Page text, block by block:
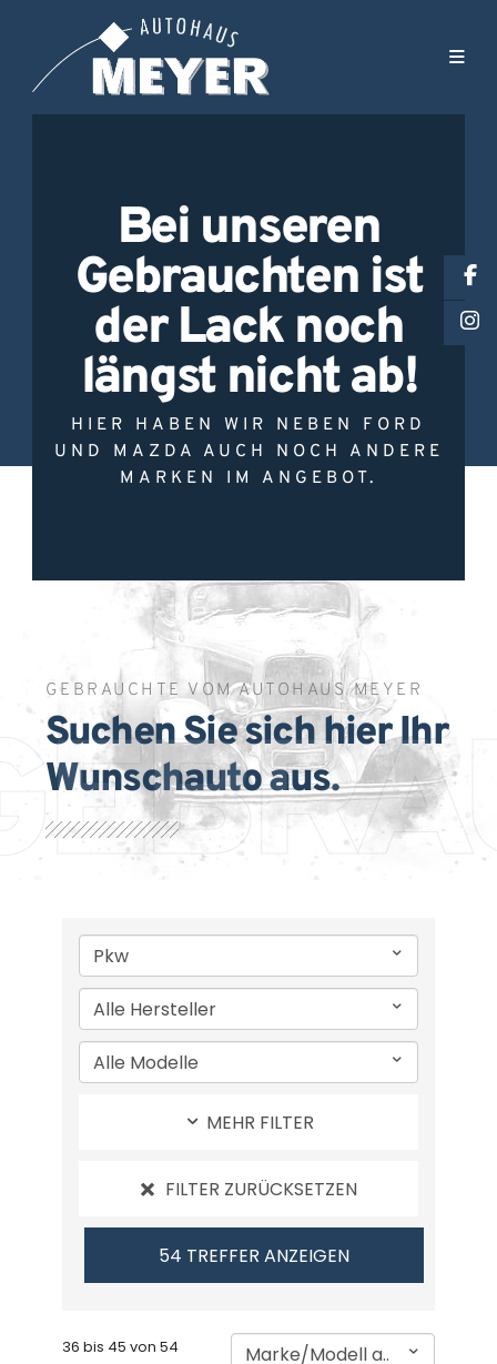
Bei unseren
Gebrauchten ist
der Lack noch
längst nicht ab!
HIER HABEN WIR NEBEN FORD
UND MAZDA AUCH NOCH ANDERE
MARKEN IM ANGEBOT.
GEBRAUCHTE VOM AUTOHAUS MEYER
Suchen Sie sich hier Ihr
Wunschauto aus.
MEHR FILTER
FILTER ZURÜCKSETZEN
36 bis 45 von 54